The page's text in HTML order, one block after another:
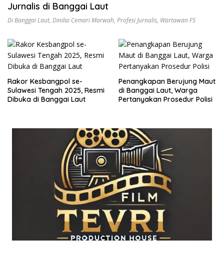
Jurnalis di Banggai Laut
Di Banggai Laut, Dinilai Cemari Marwah, Profesi Jurnalis, Wartawan FS
Rakor Kesbangpol se-
Sulawesi Tengah 2025, Resmi
Dibuka di Banggai Laut
Penangkapan Berujung Maut
di Banggai Laut, Warga
Pertanyakan Prosedur Polisi